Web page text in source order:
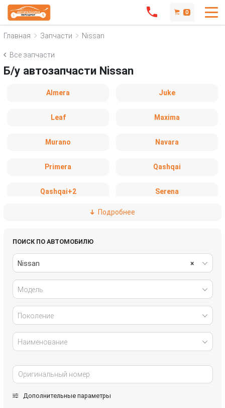
0
Главная Запчасти Nissan
Все запчасти
Б/у автозапчасти Nissan
Almera Juke
Leaf Maxima
Murano Navara
Primera Qashqai
Qashqai+2 Serena
Подробнее
ПОИСК ПО АВТОМОБИЛЮ
×
Nissan
Модель
Поколение
Наименование
Дополнительные параметры